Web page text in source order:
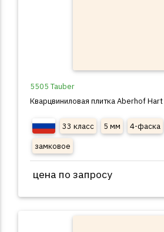
5505 Tauber
Кварцвиниловая плитка Aberhof Hart
33 класс 5 мм 4-фаска
замковое
цена по запросу